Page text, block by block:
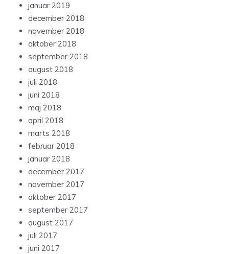
januar 2019
december 2018
november 2018
oktober 2018
september 2018
august 2018
juli 2018
juni 2018
maj 2018
april 2018
marts 2018
februar 2018
januar 2018
december 2017
november 2017
oktober 2017
september 2017
august 2017
juli 2017
juni 2017